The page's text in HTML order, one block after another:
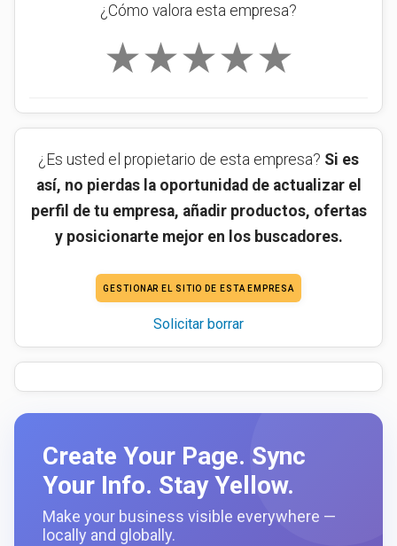
¿Cómo valora esta empresa?
★
★
★
★
★
¿Es usted el propietario de esta empresa? Si es
así, no pierdas la oportunidad de actualizar el
perfil de tu empresa, añadir productos, ofertas
y posicionarte mejor en los buscadores.
GESTIONAR EL SITIO DE ESTA EMPRESA
Solicitar borrar
Create Your Page. Sync
Your Info. Stay Yellow.
Make your business visible everywhere —
locally and globally.